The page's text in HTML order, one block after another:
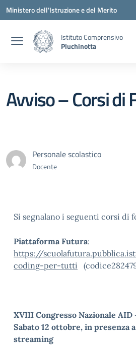
Vai ai contenuti
Vai al menu di navigazione
Vai al footer
Ministero dell'Istruzione e del Merito
Istituto Comprensivo
Pluchinotta
Avviso – Corsi di
Personale scolastico
Docente
Si segnalano i seguenti corsi di
Piattaforma Futura:
https://
coding-per-tutti
XVIII Congresso Nazionale
Sabato 12 ottobre, in presenza
streaming